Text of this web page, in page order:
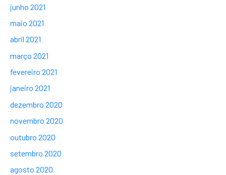
junho 2021
maio 2021
abril 2021
março 2021
fevereiro 2021
janeiro 2021
dezembro 2020
novembro 2020
outubro 2020
setembro 2020
agosto 2020